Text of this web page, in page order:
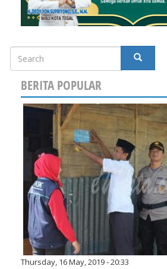
Search
SEARCH
BERITA POPULAR
Thursday, 16 May, 2019 - 20:33